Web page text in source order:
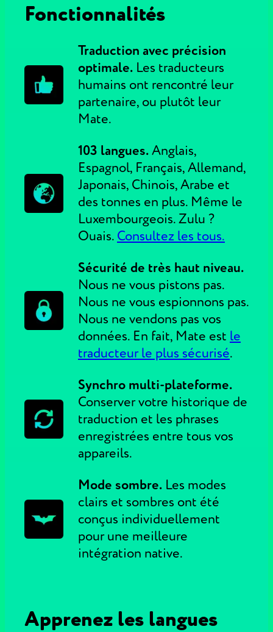
Fonctionnalités
Traduction avec précision
optimale. Les traducteurs
humains ont rencontré leur
partenaire, ou plutôt leur
Mate.
103 langues.Anglais,
Espagnol, Français, Allemand,
Japonais, Chinois, Arabe et
des tonnes en plus. Même le
Luxembourgeois. Zulu ?
Ouais. Consultez les tous.
Sécurité de très haut niveau.
Nous ne vous pistons pas.
Nous ne vous espionnons pas.
Nous ne vendons pas vos
données. En fait, Mate est le
traducteur le plus sécurisé.
Synchro multi-plateforme.
Conserver votre historique de
traduction et les phrases
enregistrées entre tous vos
appareils.
Mode sombre. Les modes
clairs et sombres ont été
conçus individuellement
pour une meilleure
intégration native.
Apprenez les langues